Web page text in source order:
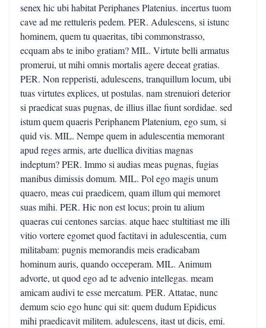
senex hic ubi habitat Periphanes Platenius. incertus tuom
cave ad me rettuleris pedem. PER. Adulescens, si istunc
hominem, quem tu quaeritas, tibi commonstrasso,
ecquam abs te inibo gratiam? MIL. Virtute belli armatus
promerui, ut mihi omnis mortalis agere deceat gratias.
PER. Non repperisti, adulescens, tranquillum locum, ubi
tuas virtutes explices, ut postulas. nam strenuiori deterior
si praedicat suas pugnas, de illius illae fiunt sordidae. sed
istum quem quaeris Periphanem Platenium, ego sum, si
quid vis. MIL. Nempe quem in adulescentia memorant
apud reges armis, arte duellica divitias magnas
indeptum? PER. Immo si audias meas pugnas, fugias
manibus dimissis domum. MIL. Pol ego magis unum
quaero, meas cui praedicem, quam illum qui memoret
suas mihi. PER. Hic non est locus; proin tu alium
quaeras cui centones sarcias. atque haec stultitiast me illi
vitio vortere egomet quod factitavi in adulescentia, cum
militabam: pugnis memorandis meis eradicabam
hominum auris, quando occeperam. MIL. Animum
advorte, ut quod ego ad te advenio intellegas. meam
amicam audivi te esse mercatum. PER. Attatae, nunc
demum scio ego hunc qui sit: quem dudum Epidicus
mihi praedicavit militem. adulescens, itast ut dicis, emi.